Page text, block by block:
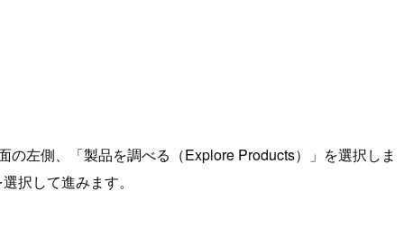
左側、「製品を調べる（Explore Products）」を選択しま
択して進みます。